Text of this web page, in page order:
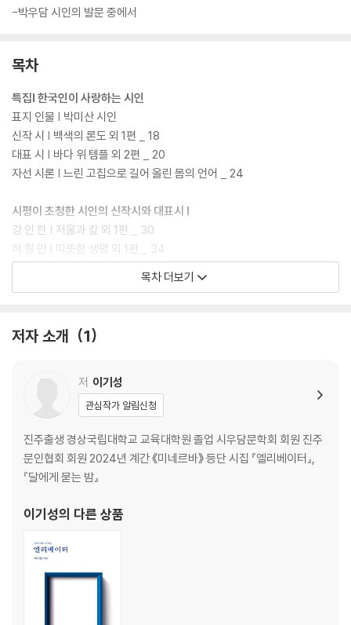
-박우담 시인의 발문 중에서
목차
특집Ⅰ 한국인이 사랑하는 시인
표지 인물 | 박미산 시인
신작 시 | 백색의 론도 외 1편 _ 18
대표 시 | 바다 위 템플 외 2편 _ 20
자선 시론 | 느린 고집으로 길어 올린 몸의 언어 _ 24
시평이 초청한 시인의 신작시와 대표시 Ⅰ
강 인 한 | 저울과 칼 외 1편 _ 30
허 형 만 | 따뜻한 생명 외 1편 _ 34
강 현 국 | 자목련 그늘 1 외 1편 _ 37
이 주 언 | 노을 외 1편 _ 46
이 은 규 | 황새새가 양배추를 물어간다 외 1편 _ 53
정 지 우 | 속담 외 1편 _ 57
유 계 영 | 빈 그네 흔들기 외 1편 _ 61
기 혁 | 특별전시관 외 1편 _ 65
FOCUS 특집
신작시 | 오컬트occult 컬트 외 1편 _ 72
자선 시론 | 파타피직스/리얼리즘의 접점 _ 83
-파타리얼리즘의 세계
목차 더보기
저자 소개 1
저 이기성
관심작가 알림신청
진주출생 경상국립대학교 교육대학원 졸업 시우담문학회 회원 진주
문인협회 회원 2024년 계간 《미네르바》 등단 시집 『엘리베이터』,
『달에게 묻는 밤』
이기성의 다른 상품